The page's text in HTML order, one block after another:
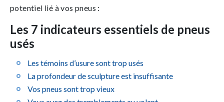
potentiel lié à vos pneus :
Les 7 indicateurs essentiels de pneus
usés
Les témoins d’usure sont trop usés
La profondeur de sculpture est insuffisante
Vos pneus sont trop vieux